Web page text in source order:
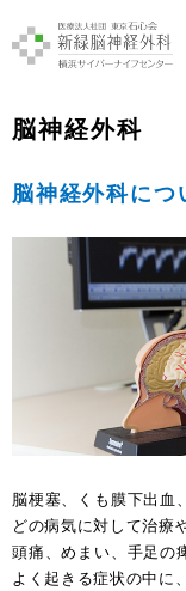
脳神経外科
脳神経外科につ
脳梗塞、くも膜下出血
どの病気に対して治療
頭痛、めまい、手足の
よく起きる症状の中に